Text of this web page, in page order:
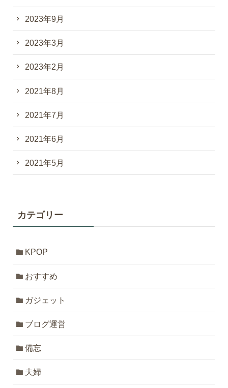
2023年9月
2023年3月
2023年2月
2021年8月
2021年7月
2021年6月
2021年5月
カテゴリー
KPOP
おすすめ
ガジェット
ブログ運営
備忘
夫婦